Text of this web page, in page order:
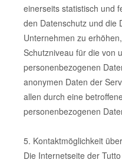
einerseits statistisch und
den Datenschutz und die
Unternehmen zu
Schutzniveau für die von
personenbezogenen
anonymen Daten der
allen durch eine
personenbezogenen
5. Kontaktmöglichkeit
Die Internetseite der